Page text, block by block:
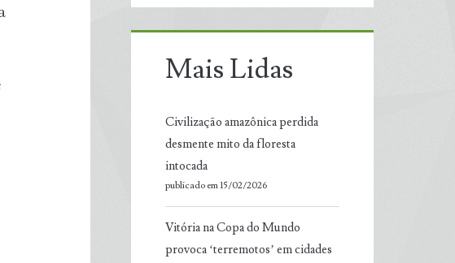
Mais Lidas
Civilização amazônica perdida
desmente mito da floresta
intocada
publicado em 15/02/2026
Vitória na Copa do Mundo
provoca ‘terremotos’ em cidades